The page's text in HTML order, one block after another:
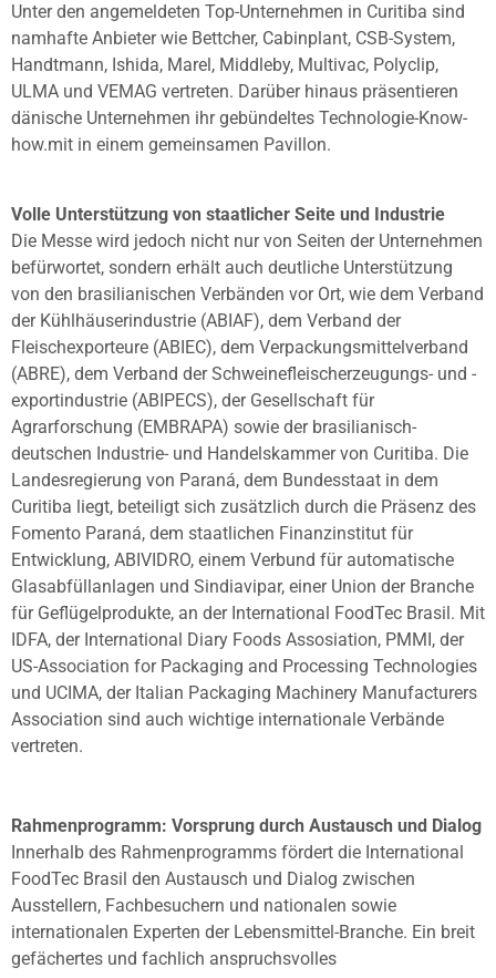
Unter den angemeldeten Top-Unternehmen in Curitiba sind
namhafte Anbieter wie Bettcher, Cabinplant, CSB-System,
Handtmann, Ishida, Marel, Middleby, Multivac, Polyclip,
ULMA und VEMAG vertreten. Darüber hinaus präsentieren
dänische Unternehmen ihr gebündeltes Technologie-Know-
how.mit in einem gemeinsamen Pavillon.
Volle Unterstützung von staatlicher Seite und Industrie
Die Messe wird jedoch nicht nur von Seiten der Unternehmen
befürwortet, sondern erhält auch deutliche Unterstützung
von den brasilianischen Verbänden vor Ort, wie dem Verband
der Kühlhäuserindustrie (ABIAF), dem Verband der
Fleischexporteure (ABIEC), dem Verpackungsmittelverband
(ABRE), dem Verband der Schweinefleischerzeugungs- und -
exportindustrie (ABIPECS), der Gesellschaft für
Agrarforschung (EMBRAPA) sowie der brasilianisch-
deutschen Industrie- und Handelskammer von Curitiba. Die
Landesregierung von Paraná, dem Bundesstaat in dem
Curitiba liegt, beteiligt sich zusätzlich durch die Präsenz des
Fomento Paraná, dem staatlichen Finanzinstitut für
Entwicklung, ABIVIDRO, einem Verbund für automatische
Glasabfüllanlagen und Sindiavipar, einer Union der Branche
für Geflügelprodukte, an der International FoodTec Brasil. Mit
IDFA, der International Diary Foods Assosiation, PMMI, der
US-Association for Packaging and Processing Technologies
und UCIMA, der Italian Packaging Machinery Manufacturers
Association sind auch wichtige internationale Verbände
vertreten.
Rahmenprogramm: Vorsprung durch Austausch und Dialog
Innerhalb des Rahmenprogramms fördert die International
FoodTec Brasil den Austausch und Dialog zwischen
Ausstellern, Fachbesuchern und nationalen sowie
internationalen Experten der Lebensmittel-Branche. Ein breit
gefächertes und fachlich anspruchsvolles